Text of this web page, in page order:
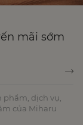
mãi sớm
dịch vụ,
của Miharu